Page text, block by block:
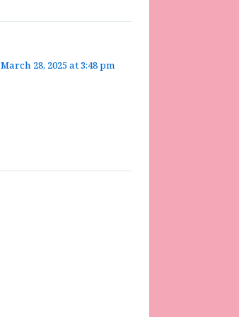
March 28, 2025 at 3:48 pm